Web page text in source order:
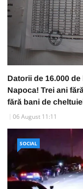
Datorii de 16.000
Napoca! Trei ani
fără bani de
06 August 11:11
SOCIAL